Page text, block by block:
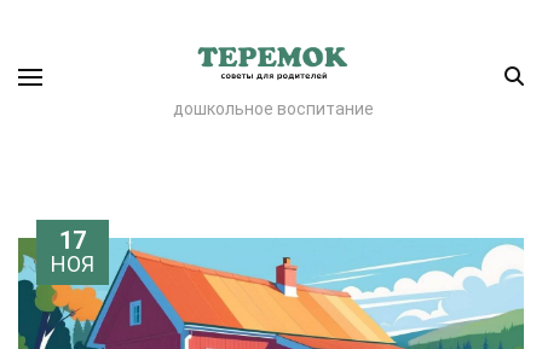
дошкольное воспитание
17
НОЯ